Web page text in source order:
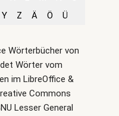
Y Z Ä Ö Ü
Wörterbücher von
Wörter vom
im LibreOffice &
Commons
Lesser General